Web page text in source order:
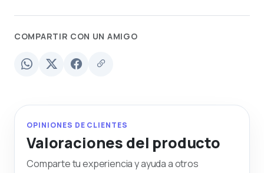
COMPARTIR CON UN AMIGO
OPINIONES DE CLIENTES
Valoraciones del producto
Comparte tu experiencia y ayuda a otros